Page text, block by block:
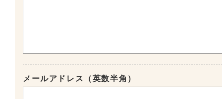
メールアドレス（英数半角）